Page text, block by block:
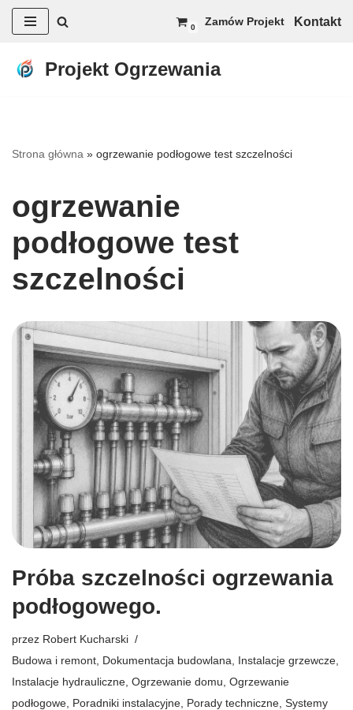
do
0 Zamów Projekt Kontakt
Projekt Ogrzewania
Strona główna » ogrzewanie podłogowe test szczelności
ogrzewanie
podłogowe test
szczelności
Próba szczelności ogrzewania
podłogowego.
przez Robert Kucharski
Budowa i remont Dokumentacja budowlana Instalacje grzewcze
Instalacje hydrauliczne Ogrzewanie domu Ogrzewanie
podłogowe Poradniki instalacyjne Porady techniczne Systemy